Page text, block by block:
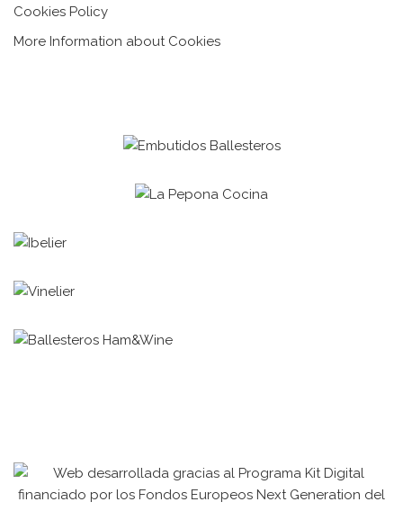
Cookies Policy
More Information about Cookies